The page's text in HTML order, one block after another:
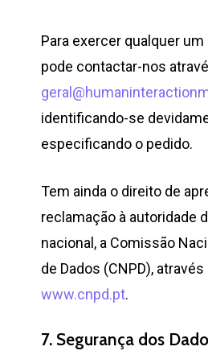
Para exercer qualquer
pode contactar-nos
identificando-se
especificando o pedido.
Tem ainda o direito de
reclamação à autoridade
nacional, a Comissão
de Dados (CNPD),
www.cnpd.pt.
7. Segurança dos